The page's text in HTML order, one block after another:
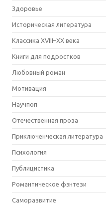
Здоровье
Историческая литература
Классика XVIII–XX века
Книги для подростков
Любовный роман
Мотивация
Научпоп
Отечественная проза
Приключенческая литература
Психология
Публицистика
Романтическое фэнтези
Саморазвитие